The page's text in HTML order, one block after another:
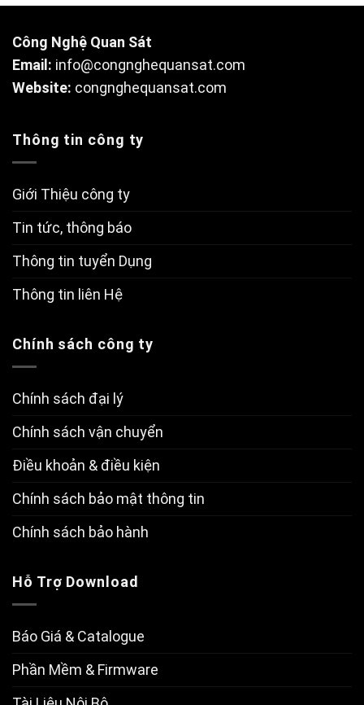
5
Công Nghệ Quan Sát
Email: info@congnghequansat.com
Website: congnghequansat.com
Thông tin công ty
Giới Thiệu công ty
Tin tức, thông báo
Thông tin tuyển Dụng
Thông tin liên Hệ
Chính sách công ty
Chính sách đại lý
Chính sách vận chuyển
Điều khoản & điều kiện
Chính sách bảo mật thông tin
Chính sách bảo hành
Hỗ Trợ Download
Báo Giá & Catalogue
Phần Mềm & Firmware